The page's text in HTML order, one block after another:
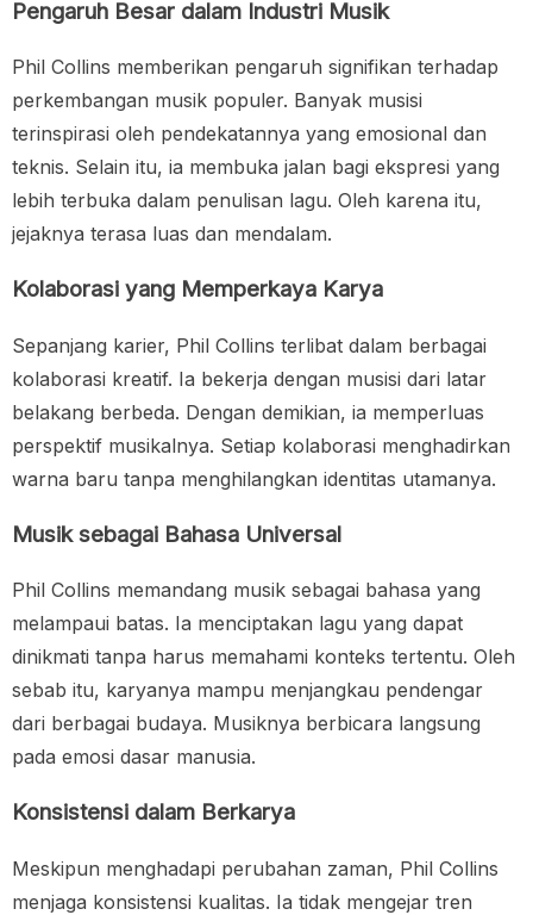
Pengaruh Besar dalam Industri Musik
Phil Collins memberikan pengaruh signifikan terhadap
perkembangan musik populer. Banyak musisi
terinspirasi oleh pendekatannya yang emosional dan
teknis. Selain itu, ia membuka jalan bagi ekspresi yang
lebih terbuka dalam penulisan lagu. Oleh karena itu,
jejaknya terasa luas dan mendalam.
Kolaborasi yang Memperkaya Karya
Sepanjang karier, Phil Collins terlibat dalam berbagai
kolaborasi kreatif. Ia bekerja dengan musisi dari latar
belakang berbeda. Dengan demikian, ia memperluas
perspektif musikalnya. Setiap kolaborasi menghadirkan
warna baru tanpa menghilangkan identitas utamanya.
Musik sebagai Bahasa Universal
Phil Collins memandang musik sebagai bahasa yang
melampaui batas. Ia menciptakan lagu yang dapat
dinikmati tanpa harus memahami konteks tertentu. Oleh
sebab itu, karyanya mampu menjangkau pendengar
dari berbagai budaya. Musiknya berbicara langsung
pada emosi dasar manusia.
Konsistensi dalam Berkarya
Meskipun menghadapi perubahan zaman, Phil Collins
menjaga konsistensi kualitas. Ia tidak mengejar tren